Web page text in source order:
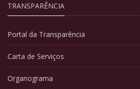
TRANSPARÊNCIA
Portal da Transparência
Carta de Serviços
Organograma